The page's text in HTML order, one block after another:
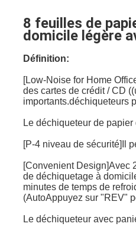
8 feuilles de
domicile légère
Définition:
[Low-Noise for Home
des cartes de crédit / CD
importants.déchiqueteurs
Le déchiqueteur de
[P-4 niveau de sécurité]Il
[Convenient Design]Avec
de déchiquetage à
minutes de temps de
(AutoAppuyez sur "REV"
Le déchiqueteur avec